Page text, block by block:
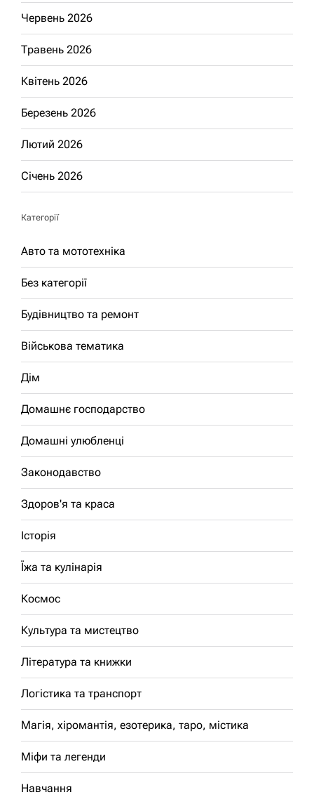
Червень 2026
Травень 2026
Квітень 2026
Березень 2026
Лютий 2026
Січень 2026
Категорії
Авто та мототехніка
Без категорії
Будівництво та ремонт
Військова тематика
Дім
Домашнє господарство
Домашні улюбленці
Законодавство
Здоров'я та краса
Історія
Їжа та кулінарія
Космос
Культура та мистецтво
Література та книжки
Логістика та транспорт
Магія, хіромантія, езотерика, таро, містика
Міфи та легенди
Навчання